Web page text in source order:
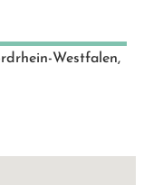
Westfalen,